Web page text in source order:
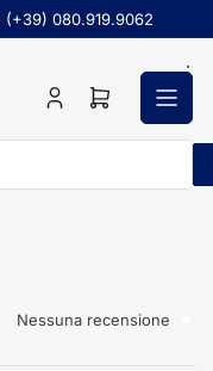
(+39) 080.919.9062
AccediApri
Nessuna recensione